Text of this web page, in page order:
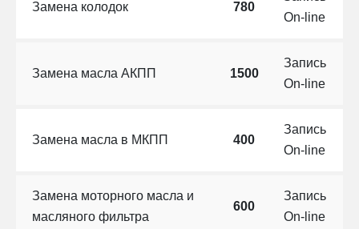
Замена колодок 780
On-line
Замена масла АКПП 1500
Запись
On-line
Замена масла в МКПП 400
Запись
On-line
Замена моторного масла и
масляного фильтра
600
Запись
On-line